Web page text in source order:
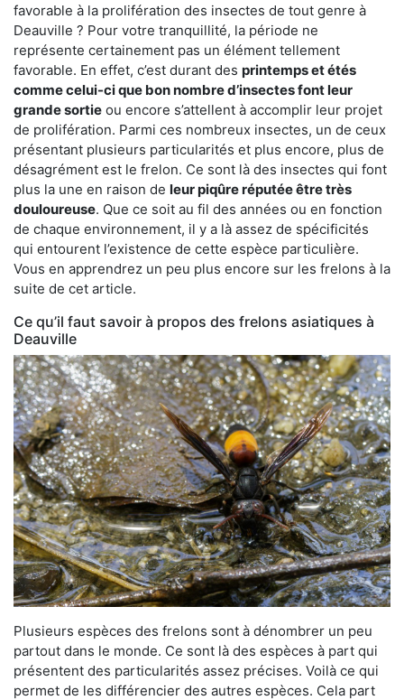
favorable à la prolifération des insectes de tout genre à
Deauville ? Pour votre tranquillité, la période ne
représente certainement pas un élément tellement
favorable. En effet, c’est durant des printemps et étés
comme celui-ci que bon nombre d’insectes font leur
grande sortie ou encore s’attellent à accomplir leur projet
de prolifération. Parmi ces nombreux insectes, un de ceux
présentant plusieurs particularités et plus encore, plus de
désagrément est le frelon. Ce sont là des insectes qui font
plus la une en raison de leur piqûre réputée être très
douloureuse. Que ce soit au fil des années ou en fonction
de chaque environnement, il y a là assez de spécificités
qui entourent l’existence de cette espèce particulière.
Vous en apprendrez un peu plus encore sur les frelons à la
suite de cet article.
Ce qu’il faut savoir à propos des frelons asiatiques à
Deauville
Plusieurs espèces des frelons sont à dénombrer un peu
partout dans le monde. Ce sont là des espèces à part qui
présentent des particularités assez précises. Voilà ce qui
permet de les différencier des autres espèces. Cela part